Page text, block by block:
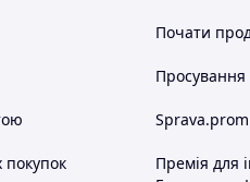
покупок
Почати
Просування
Премія для